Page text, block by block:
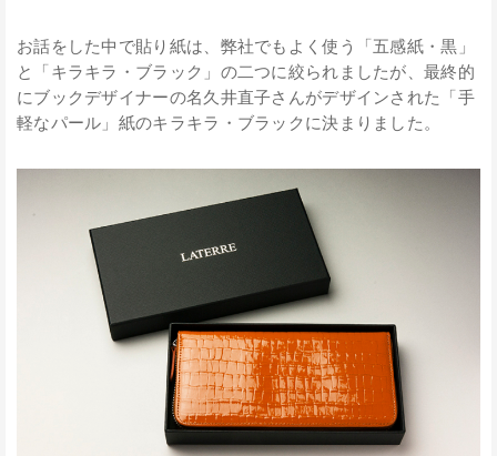
お話をした中で貼り紙は、弊社でもよく使う「五感紙・黒」
と「キラキラ・ブラック」の二つに絞られましたが、最終的
にブックデザイナーの名久井直子さんがデザインされた「手
軽なパール」紙のキラキラ・ブラックに決まりました。